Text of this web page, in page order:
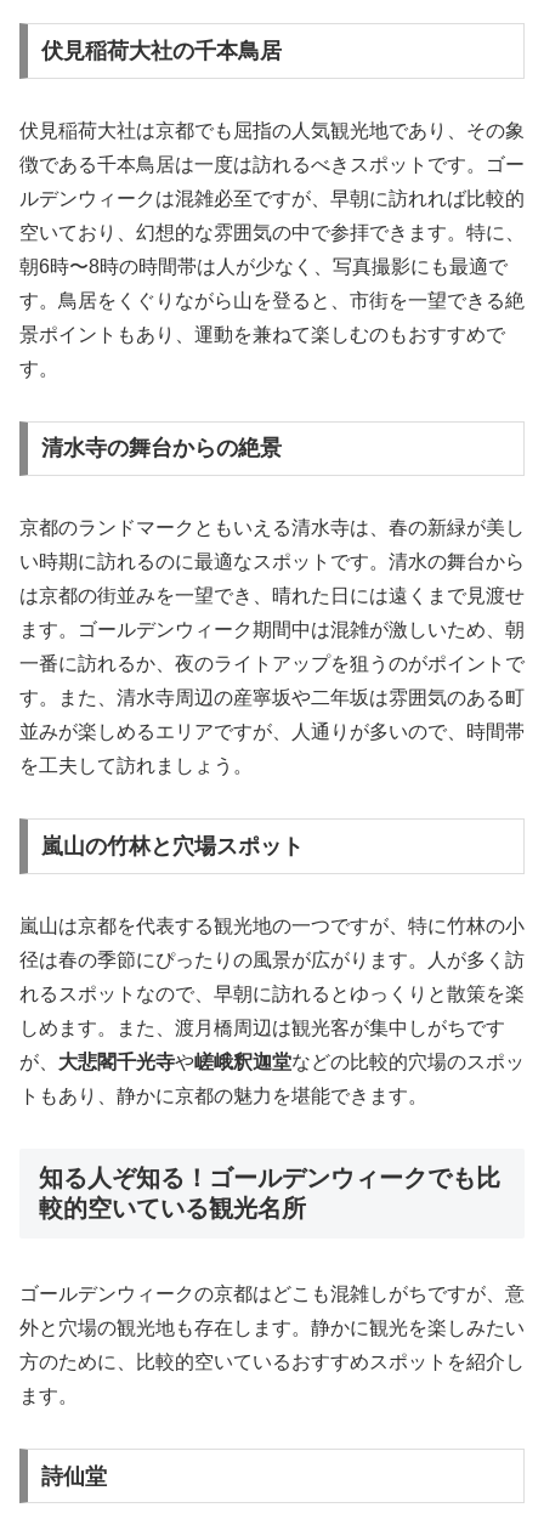
伏見稲荷大社の千本鳥居
伏見稲荷大社は京都でも屈指の人気観光地であり、その象
徴である千本鳥居は一度は訪れるべきスポットです。ゴー
ルデンウィークは混雑必至ですが、早朝に訪れれば比較的
空いており、幻想的な雰囲気の中で参拝できます。特に、
朝6時〜8時の時間帯は人が少なく、写真撮影にも最適で
す。鳥居をくぐりながら山を登ると、市街を一望できる絶
景ポイントもあり、運動を兼ねて楽しむのもおすすめで
す。
清水寺の舞台からの絶景
京都のランドマークともいえる清水寺は、春の新緑が美し
い時期に訪れるのに最適なスポットです。清水の舞台から
は京都の街並みを一望でき、晴れた日には遠くまで見渡せ
ます。ゴールデンウィーク期間中は混雑が激しいため、朝
一番に訪れるか、夜のライトアップを狙うのがポイントで
す。また、清水寺周辺の産寧坂や二年坂は雰囲気のある町
並みが楽しめるエリアですが、人通りが多いので、時間帯
を工夫して訪れましょう。
嵐山の竹林と穴場スポット
嵐山は京都を代表する観光地の一つですが、特に竹林の小
径は春の季節にぴったりの風景が広がります。人が多く訪
れるスポットなので、早朝に訪れるとゆっくりと散策を楽
しめます。また、渡月橋周辺は観光客が集中しがちです
が、 大悲閣千光寺や嵯峨釈迦堂などの比較的穴場のスポッ
トもあり、静かに京都の魅力を堪能できます。
知る人ぞ知る！ゴールデンウィークでも比
較的空いている観光名所
ゴールデンウィークの京都はどこも混雑しがちですが、意
外と穴場の観光地も存在します。静かに観光を楽しみたい
方のために、比較的空いているおすすめスポットを紹介し
ます。
詩仙堂